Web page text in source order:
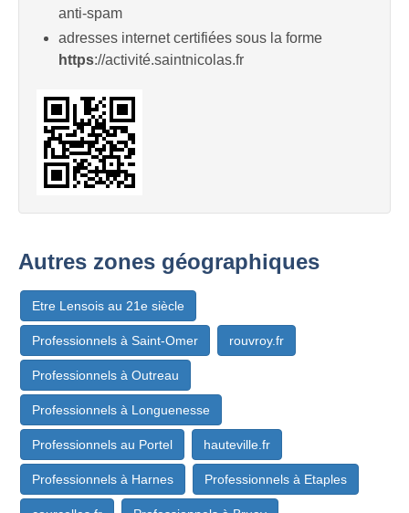
anti-spam
adresses internet certifiées sous la forme
https://activité.saintnicolas.fr
Autres zones géographiques
Etre Lensois au 21e siècle
Professionnels à Saint-Omer rouvroy.fr
Professionnels à Outreau
Professionnels à Longuenesse
Professionnels au Portel hauteville.fr
Professionnels à Harnes Professionnels à Etaples